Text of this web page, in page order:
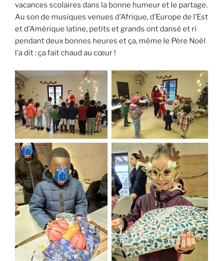
vacances scolaires dans la bonne humeur et le partage.
Au son de musiques venues d’Afrique, d’Europe de l’Est
et d’Amérique latine, petits et grands ont dansé et ri
pendant deux bonnes heures et ça, même le Père Noël
l’a dit : ça fait chaud au cœur !